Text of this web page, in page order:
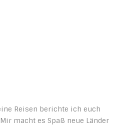
Reisen berichte ich euch
macht es Spaß neue Länder